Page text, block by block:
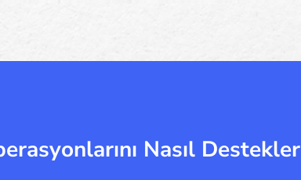
Nasıl Destekler